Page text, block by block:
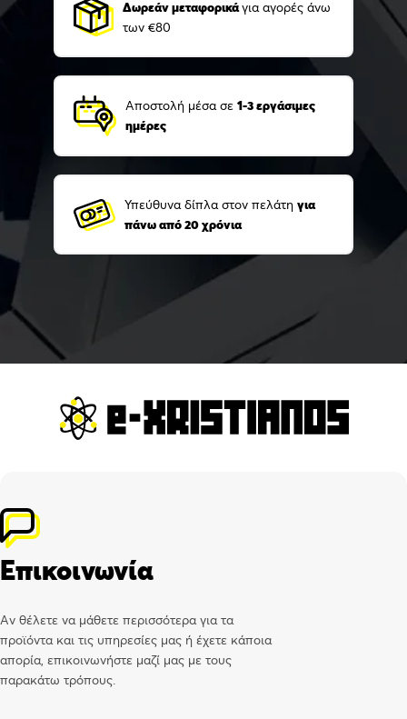
Δωρεάν μεταφορικάγια αγορές άνω
των €80
Αποστολή μέσα σε 1-3 εργάσιμες
ημέρες
Υπεύθυνα δίπλα στον πελάτη για
πάνω από 20 χρόνια
Επικοινωνία
Αν θέλετε να μάθετε περισσότερα για τα
προϊόντα και τις υπηρεσίες μας ή έχετε κάποια
απορία, επικοινωνήστε μαζί μας με τους
παρακάτω τρόπους.